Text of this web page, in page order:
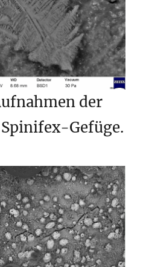
der
Gefüge.